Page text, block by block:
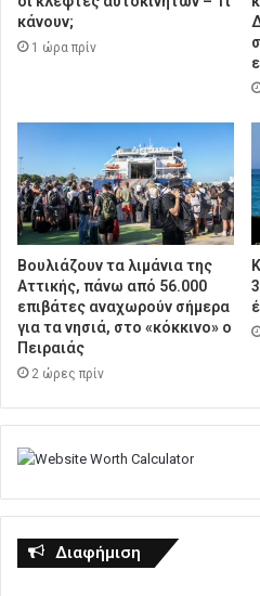
κάνουν;
1 ώρα πρίν
Βουλιάζουν τα λιμάνια της
Αττικής, πάνω από 56.000
επιβάτες αναχωρούν σήμερα
για τα νησιά, στο «κόκκινο» ο
Πειραιάς
2 ώρες πρίν
Διαφήμιση